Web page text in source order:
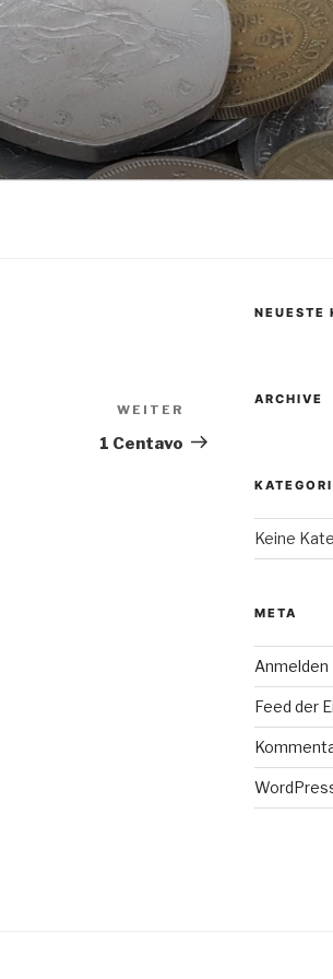
Beitrag
WEITER
1 Centavo
NEUESTE
ARCHIVE
Keine
META
Anmelden
Feed der